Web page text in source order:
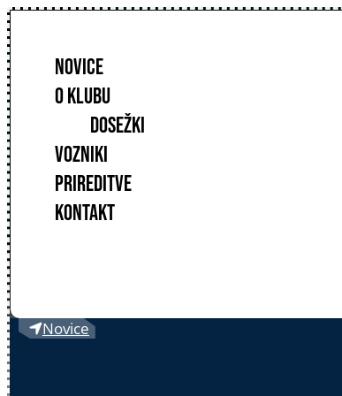
NOVICE
O KLUBU
DOSEŽKI
VOZNIKI
PRIREDITVE
KONTAKT
Novice